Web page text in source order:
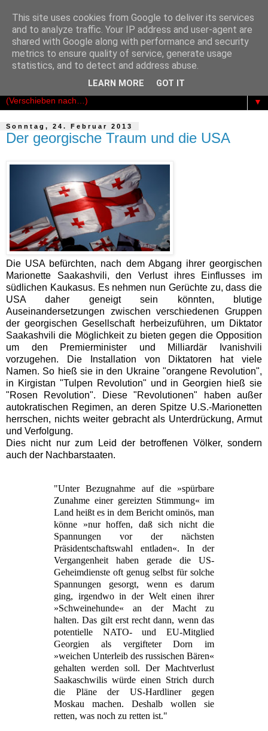
Der Kosmopolit
Das publizistische Netzwerk für Freiheit - Demokratie -
Rechtsstaatlichkeit
▼
Sonntag, 24. Februar 2013
Der georgische Traum und die USA
Die USA befürchten, nach dem Abgang ihrer georgischen
Marionette Saakashvili, den Verlust ihres Einflusses im
südlichen Kaukasus. Es nehmen nun Gerüchte zu, dass die
USA daher geneigt sein könnten, blutige
Auseinandersetzungen zwischen verschiedenen Gruppen
der georgischen Gesellschaft herbeizuführen, um Diktator
Saakashvili die Möglichkeit zu bieten gegen die Opposition
um den Premierminister und Milliardär Ivanishvili
vorzugehen. Die Installation von Diktatoren hat viele
Namen. So hieß sie in den Ukraine "orangene Revolution",
in Kirgistan "Tulpen Revolution" und in Georgien hieß sie
"Rosen Revolution". Diese "Revolutionen" haben außer
autokratischen Regimen, an deren Spitze U.S.-Marionetten
herrschen, nichts weiter gebracht als Unterdrückung, Armut
und Verfolgung.
Dies nicht nur zum Leid der betroffenen Völker, sondern
auch der Nachbarstaaten.
"Unter Bezugnahme auf die »spürbare
Zunahme einer gereizten Stimmung« im
Land heißt es in dem Bericht ominös, man
könne »nur hoffen, daß sich nicht die
Spannungen vor der nächsten
Präsidentschaftswahl entladen«. In der
Vergangenheit haben gerade die US-
Geheimdienste oft genug selbst für solche
Spannungen gesorgt, wenn es darum
ging, irgendwo in der Welt einen ihrer
»Schweinehunde« an der Macht zu
halten. Das gilt erst recht dann, wenn das
potentielle NATO- und EU-Mitglied
Georgien als vergifteter Dorn im
»weichen Unterleib des russischen Bären«
gehalten werden soll. Der Machtverlust
Saakaschwilis würde einen Strich durch
die Pläne der US-Hardliner gegen
Moskau machen. Deshalb wollen sie
retten, was noch zu retten ist."
This site uses cookies from Google to deliver its services
and to analyze traffic. Your IP address and user-agent are
shared with Google along with performance and security
metrics to ensure quality of service, generate usage
statistics, and to detect and address abuse.
LEARN MORE GOT IT